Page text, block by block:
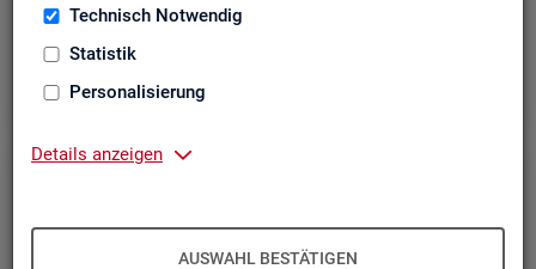
Technisch Notwendig
Statistik
Personalisierung
Details anzeigen
AUSWAHL BESTÄTIGEN